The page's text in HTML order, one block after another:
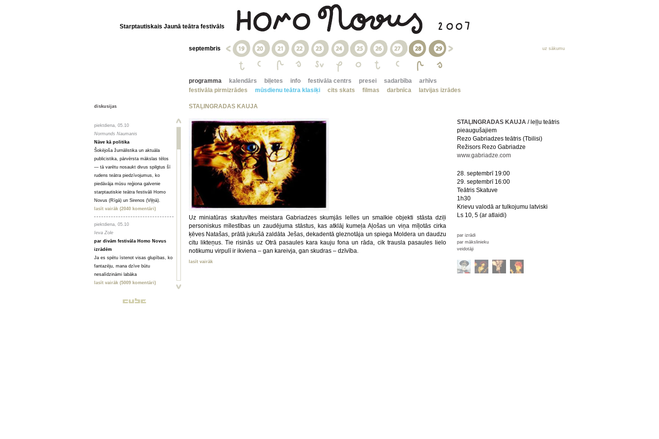
Starptautiskais Jaunā teātra festivāls
septembris uz sākumu
programma
festivāla pirmizrādes
mūsdienu teātra klasiķi cits skats filmas darbnīca latvijas izrādes
kalendārs biļetes info festivāla centrs presei sadarbība arhīvs
diskusijas
piektdiena, 05.10
Normunds Naumanis
Nāve kā politika
Šokējoša žurnālistika un aktuāla
publicistika, pārvērsta mākslas tēlos
— tā varētu nosaukt divus spilgtus šī
rudens teātra piedzīvojumus, ko
piedāvāja mūsu reģiona galvenie
starptautiskie teātra festivāli Homo
Novus (Rīgā) un Sirenos (Viļņā).
lasīt vairāk (2040 komentāri)
piektdiena, 05.10
Ieva Zole
par divām festivāla Homo Novus
izrādēm
Ja es spētu īstenot visas glupības, ko
fantazēju, mana dzīve būtu
nesalīdzināmi labāka
lasīt vairāk (5009 komentāri)
piektdiena, 05.10
STAĻINGRADAS KAUJA / leļļu teātris
pieaugušajiem
Rezo Gabriadzes teātris (Tbilisi)
Režisors Rezo Gabriadze
www.gabriadze.com
28. septembrī 19:00
29. septembrī 16:00
Teātris Skatuve
1h30
Krievu valodā ar tulkojumu latviski
Ls 10, 5 (ar atlaidi)
par izrādi
par mākslinieku
veidotāji
STAĻINGRADAS KAUJA
Uz miniatūras skatuvītes meistara Gabriadzes skumjās lelles un smalkie objekti stāsta dziļi
personiskus mīlestības un zaudējuma stāstus, kas atklāj kumeļa Aļošas un viņa mīļotās cirka
ķēves Natašas, prātā jukušā zaldāta Ješas, dekadentā gleznotāja un spiega Moldera un daudzu
citu likteņus. Tie risinās uz Otrā pasaules kara kauju fona un rāda, cik trausla pasaules lielo
notikumu virpulī ir ikviena – gan kareivja, gan skudras – dzīvība.
lasīt vairāk